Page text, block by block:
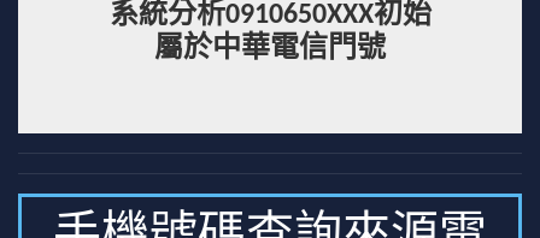
系統分析0910650XXX初始
屬於中華電信門號